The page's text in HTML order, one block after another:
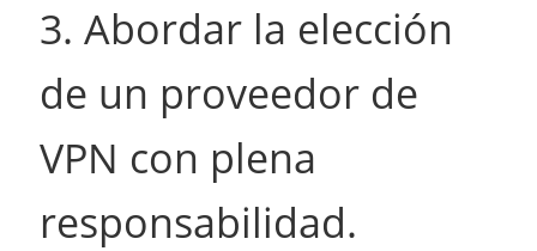
3. Abordar la elección
de un proveedor de
VPN con plena
responsabilidad.